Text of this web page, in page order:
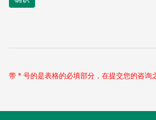
带 * 号的是表格的必填部分，在提交您的咨询